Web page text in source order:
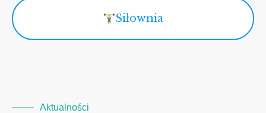
Siłownia
Aktualności